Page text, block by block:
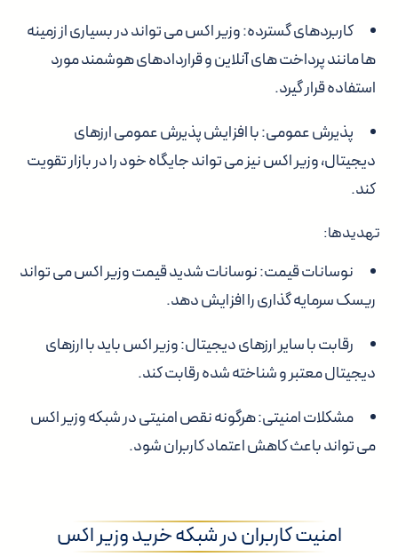
کاربردهای گسترده:وزیر اکس می تواند در بسیاری از زمینه
ها مانند پرداخت های آنلاین و قراردادهای هوشمند مورد
استفاده قرار گیرد.
پذیرش عمومی:با افزایش پذیرش عمومی ارزهای
دیجیتال، وزیر اکس نیز می تواند جایگاه خود را در بازار تقویت
کند.
تهدیدها:
نوسانات قیمت:نوسانات شدید قیمت وزیر اکس می تواند
ریسک سرمایه گذاری را افزایش دهد.
رقابت با سایر ارزهای دیجیتال:وزیر اکس باید با ارزهای
دیجیتال معتبر و شناخته شده رقابت کند.
مشکلات امنیتی:هرگونه نقص امنیتی در شبکه وزیر اکس
می تواند باعث کاهش اعتماد کاربران شود.
امنیت کاربران در شبکه خرید وزیر اکس